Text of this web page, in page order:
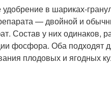
в шариках-
— двойной и
Состав у них одинаков,
фосфора. Оба подходят
плодовых и ягодных